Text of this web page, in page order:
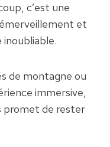
c’est une
et
de montagne ou
immersive,
promet de rester